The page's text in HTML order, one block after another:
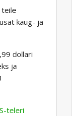
teile
kaug- ja
dollari
ja
teleri